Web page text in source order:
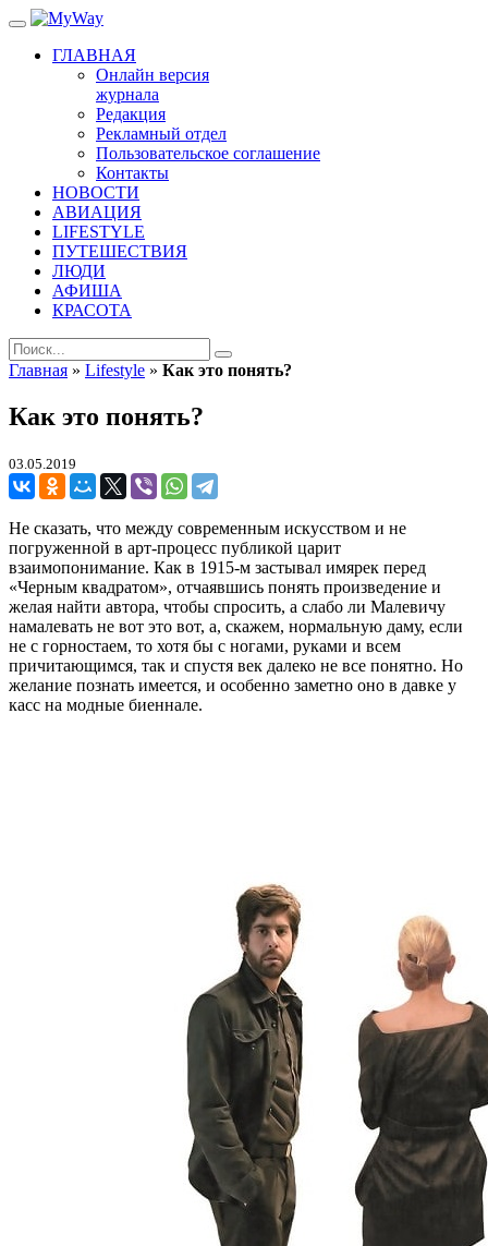
ГЛАВНАЯ
Онлайн версия
журнала
Редакция
Рекламный отдел
Пользовательское соглашение
Контакты
НОВОСТИ
АВИАЦИЯ
LIFESTYLE
ПУТЕШЕСТВИЯ
ЛЮДИ
АФИША
КРАСОТА
Главная » Lifestyle » Как это понять?
Как это понять?
03.05.2019
Не сказать, что между современным искусством и не
погруженной в арт-процесс публикой царит
взаимопонимание. Как в 1915-м застывал имярек перед
«Черным квадратом», отчаявшись понять произведение и
желая найти автора, чтобы спросить, а слабо ли Малевичу
намалевать не вот это вот, а, скажем, нормальную даму, если
не с горностаем, то хотя бы с ногами, руками и всем
причитающимся, так и спустя век далеко не все понятно. Но
желание познать имеется, и особенно заметно оно в давке у
касс на модные биеннале.